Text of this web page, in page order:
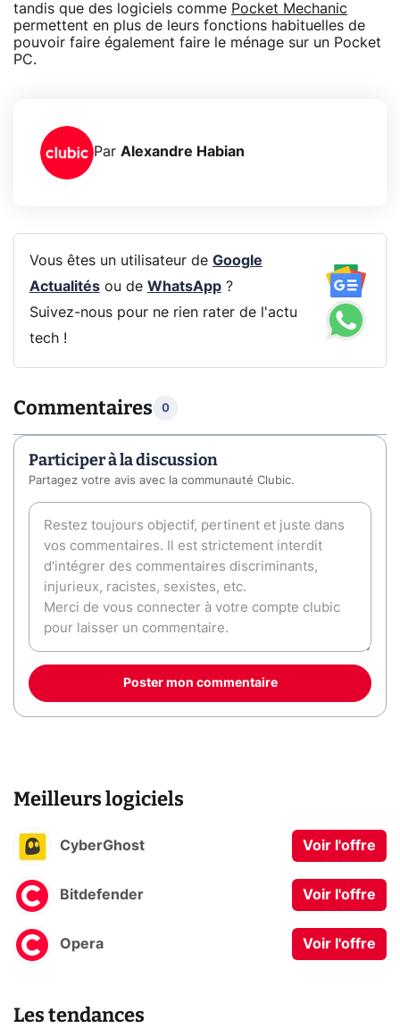
tandis que des logiciels comme Pocket Mechanic
permettent en plus de leurs fonctions habituelles de
pouvoir faire également faire le ménage sur un Pocket
PC.
Par Alexandre Habian
Vous êtes un utilisateur de Google
Actualitésou de WhatsApp?
Suivez-nous pour ne rien rater de l'actu
tech !
Commentaires 0
Participer à la discussion
Partagez votre avis avec la communauté Clubic.
Poster mon commentaire
Meilleurs logiciels
CyberGhost Voir l'offre
Bitdefender Voir l'offre
Opera Voir l'offre
Les tendances